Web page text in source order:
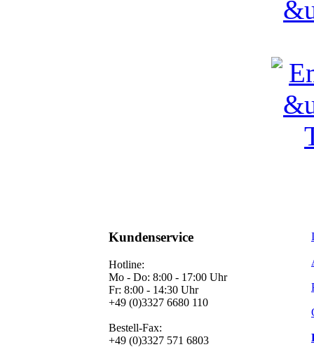
Kundenservice
Hotline:
Mo - Do: 8:00 - 17:00 Uhr
Fr: 8:00 - 14:30 Uhr
+49 (0)3327 6680 110
Bestell-Fax:
+49 (0)3327 571 6803